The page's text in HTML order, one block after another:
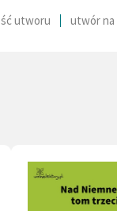
utworu utwór na